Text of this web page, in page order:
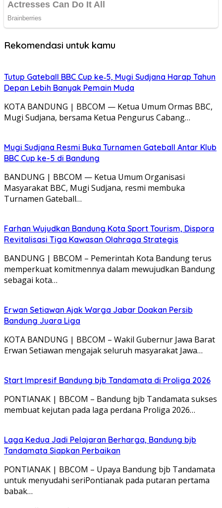
Rekomendasi untuk kamu
Tutup Gateball BBC Cup ke‑5, Mugi Sudjana Harap Tahun
Depan Lebih Banyak Pemain Muda
KOTA BANDUNG | BBCOM — Ketua Umum Ormas BBC,
Mugi Sudjana, bersama Ketua Pengurus Cabang…
Mugi Sudjana Resmi Buka Turnamen Gateball Antar Klub
BBC Cup ke-5 di Bandung
BANDUNG | BBCOM — Ketua Umum Organisasi
Masyarakat BBC, Mugi Sudjana, resmi membuka
Turnamen Gateball…
Farhan Wujudkan Bandung Kota Sport Tourism, Dispora
Revitalisasi Tiga Kawasan Olahraga Strategis
BANDUNG | BBCOM – Pemerintah Kota Bandung terus
memperkuat komitmennya dalam mewujudkan Bandung
sebagai kota…
Erwan Setiawan Ajak Warga Jabar Doakan Persib
Bandung Juara Liga
KOTA BANDUNG | BBCOM – Wakil Gubernur Jawa Barat
Erwan Setiawan mengajak seluruh masyarakat Jawa…
Start Impresif Bandung bjb Tandamata di Proliga 2026
PONTIANAK | BBCOM – Bandung bjb Tandamata sukses
membuat kejutan pada laga perdana Proliga 2026…
Laga Kedua Jadi Pelajaran Berharga, Bandung bjb
Tandamata Siapkan Perbaikan
PONTIANAK | BBCOM – Upaya Bandung bjb Tandamata
untuk menyudahi seriPontianak pada putaran pertama
babak…